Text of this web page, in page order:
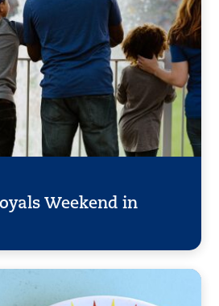
Weekend in